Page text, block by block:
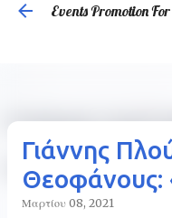
Events Promotion
Γιάννης
Μαρτίου 08, 2021